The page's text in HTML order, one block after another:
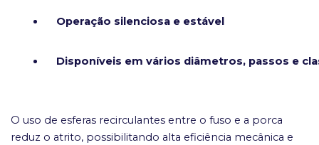
Operação silenciosa e estável
Disponíveis em vários diâmetros, passos e
O uso de esferas recirculantes entre o fuso e a porca
reduz o atrito, possibilitando alta eficiência mecânica e